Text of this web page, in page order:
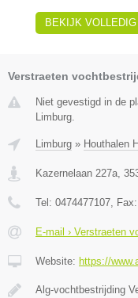
BEKIJK
Verstraeten
Niet gevestigd in de
Limburg.
Limburg » Houthalen
Kazernelaan 227a,
Tel: 0474477107, Fax:
E-mail › Verstraeten
Website: https://
Alg-vochtbestrijding